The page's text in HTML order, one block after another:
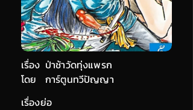
เรื่อง ป่าช้าวัดทุ่งแพรก
การ์ตูนทวีปัญญา
โดย
เรื่องย่อ